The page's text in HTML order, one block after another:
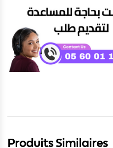
Produits Similaires